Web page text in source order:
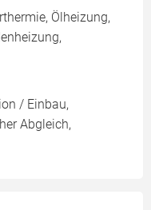
Ölheizung,
/ Einbau,
Abgleich,